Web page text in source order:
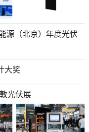
源（北京）年度光伏
大奖
光伏展